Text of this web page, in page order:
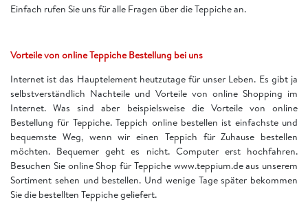
Einfach rufen Sie uns für alle Fragen über die Teppiche an.
Vorteile von online Teppiche Bestellung bei uns
Internet ist das Hauptelement heutzutage für unser Leben. Es gibt ja
selbstverständlich Nachteile und Vorteile von online Shopping im
Internet. Was sind aber beispielsweise die Vorteile von online
Bestellung für Teppiche. Teppich online bestellen ist einfachste und
bequemste Weg, wenn wir einen Teppich für Zuhause bestellen
möchten. Bequemer geht es nicht. Computer erst hochfahren.
Besuchen Sie online Shop für Teppiche www.teppium.de aus unserem
Sortiment sehen und bestellen. Und wenige Tage später bekommen
Sie die bestellten Teppiche geliefert.